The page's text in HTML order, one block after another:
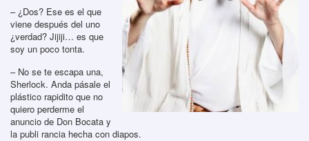
– ¿Dos? Ese es el que
viene después del uno
¿verdad? Jijiji… es que
soy un poco tonta.
– No se te escapa una,
Sherlock. Anda pásale el
plástico rapidito que no
quiero perderme el
anuncio de Don Bocata y
la publi rancia hecha con diapos.